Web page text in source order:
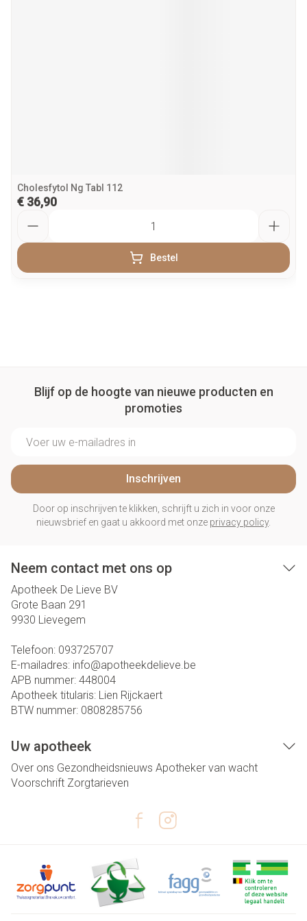
Cholesfytol Ng Tabl 112
€ 36,90
Bestel
Blijf op de hoogte van nieuwe producten en
promoties
Inschrijven
Door op inschrijven te klikken, schrijft u zich in voor onze
nieuwsbrief en gaat u akkoord met onze privacy policy.
Neem contact met ons op
Apotheek De Lieve BV
Grote Baan 291
9930 Lievegem
Telefoon: 093725707
E-mailadres: info@apotheekdelieve.be
APB nummer: 448004
Apotheek titularis: Lien Rijckaert
BTW nummer: 0808285756
Uw apotheek
Over ons Gezondheidsnieuws Apotheker van wacht
Voorschrift Zorgtarieven